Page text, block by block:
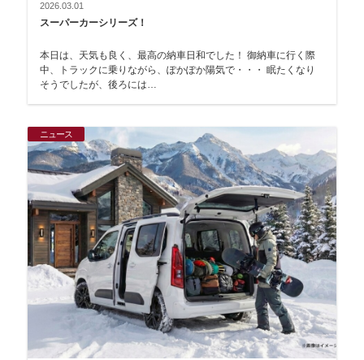
2026.03.01
スーパーカーシリーズ！
本日は、天気も良く、最高の納車日和でした！ 御納車に行く際
中、トラックに乗りながら、ぽかぽか陽気で・・・ 眠たくなり
そうでしたが、後ろには…
ニュース